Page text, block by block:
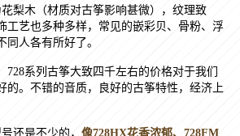
梨木（材质对古筝影响甚微），纹理致
工艺也多种多样，常见的嵌彩贝、骨粉、浮
人各有所好了。
728系列古筝大致四千左右的价格对于我们
的。不错的音质，良好的古筝特性，经济上
还是不少的， 像728HX花香浓郁、 728FM